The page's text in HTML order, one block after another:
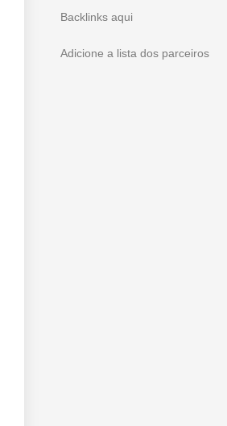
Backlinks aqui
Adicione a lista dos parceiros